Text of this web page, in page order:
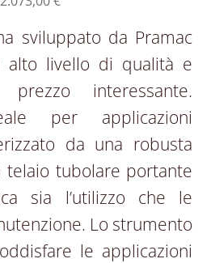
sviluppato da Pramac
alto livello di qualità e
interessante.
per applicazioni
da una robusta
telaio tubolare portante
sia l’utilizzo che le
Lo strumento
le applicazioni